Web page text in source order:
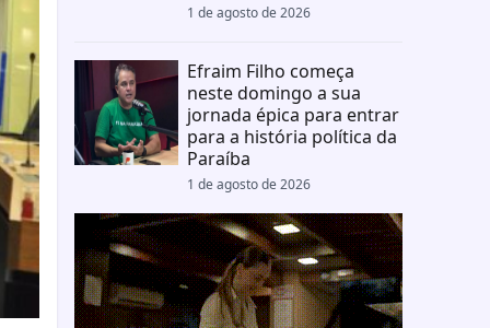
1 de agosto de 2026
Efraim Filho começa
neste domingo a sua
jornada épica para entrar
para a história política da
Paraíba
1 de agosto de 2026